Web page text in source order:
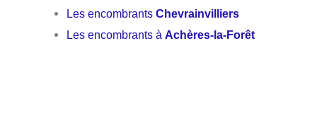
Les encombrantsChevrainvilliers
Les encombrants àAchères-la-Forêt